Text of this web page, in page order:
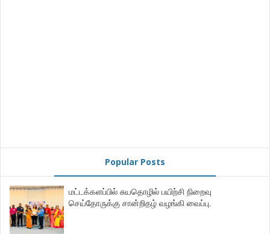
Popular Posts
மட்டக்களப்பில் சுயதொழில் பயிற்சி நிறைவு
செய்தோருக்கு சான்றிதழ் வழங்கி வைப்பு.